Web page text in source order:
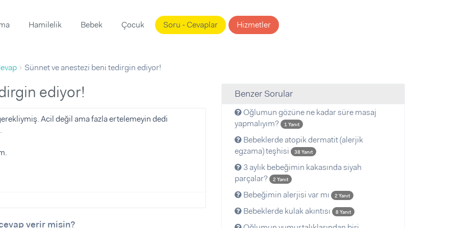
Hamilelik Bebek Çocuk Soru - Cevaplar Hizmetler
Sünnet ve anestezi beni tedirgin ediyor!
ediyor!
Acil değil ama fazla ertelemeyin dedi
verir misin?
Benzer Sorular
Oğlumun gözüne ne kadar süre masaj
yapmalıyım?
1 Yanıt
Bebeklerde atopik dermatit (alerjik
egzama) teşhisi
38 Yanıt
3 aylık bebeğimin kakasında siyah
parçalar?
2 Yanıt
Bebeğimin alerjisi var mı 2 Yanıt
Bebeklerde kulak akıntısı 8 Yanıt